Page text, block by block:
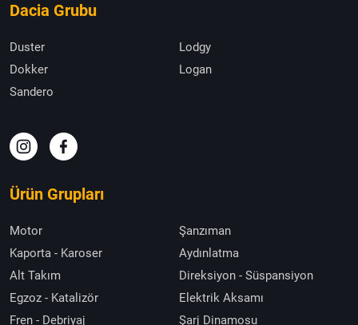
Dacia Grubu
Duster
Lodgy
Dokker
Logan
Sandero
Ürün Grupları
Motor
Şanzıman
Kaporta - Karoser
Aydınlatma
Alt Takım
Direksiyon - Süspansiyon
Egzoz - Katalizör
Elektrik Aksamı
Fren - Debriyaj
Şarj Dinamosu